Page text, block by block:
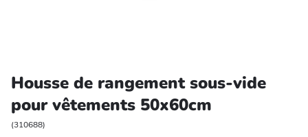
Animalerie
Bricolage et auto
Housse de rangement sous-vide
pour vêtements 50x60cm
(310688)